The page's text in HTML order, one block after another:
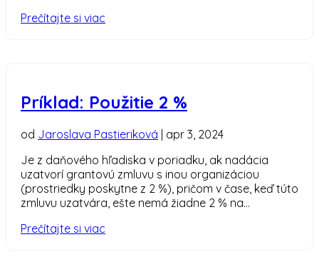
Prečítajte si viac
Príklad: Použitie 2 %
od Jaroslava Pastieriková
apr 3, 2024
Je z daňového hľadiska v poriadku, ak nadácia
uzatvorí grantovú zmluvu s inou organizáciou
(prostriedky poskytne z 2 %), pričom v čase, keď túto
zmluvu uzatvára, ešte nemá žiadne 2 % na...
Prečítajte si viac